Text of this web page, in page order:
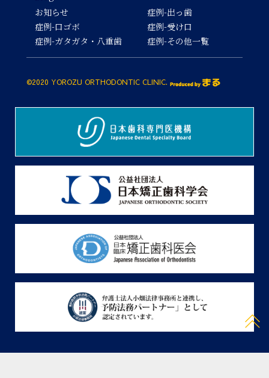
お知らせ
症例-口ゴボ
症例-ガタガタ・八重歯
症例-出っ歯
症例-受け口
症例-その他一覧
©2020 YOROZU ORTHODONTIC CLINIC.